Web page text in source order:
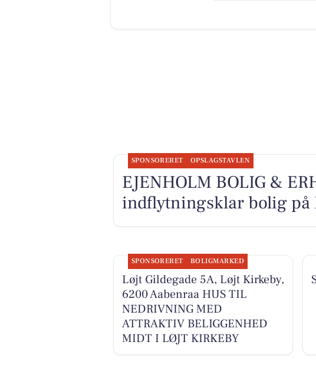
SPONSORERET OPSLAGSTAVLEN
EJENHOLM BOLIG &
indflytningsklar bolig på
SPONSORERET BOLIGMARKED
Løjt Gildegade 5A, Løjt Kirkeby,
6200 Aabenraa HUS TIL
NEDRIVNING MED
ATTRAKTIV BELIGGENHED
MIDT I LØJT KIRKEBY